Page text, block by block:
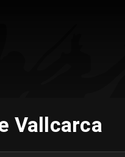
Vallcarca